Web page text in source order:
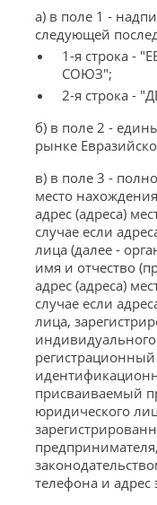
а) в поле 1 -
следующей
1-я строка -
СОЮЗ";
2-я строка -
б) в поле 2 -
рынке
в) в поле 3 -
место
адрес (адреса)
случае если
лица (далее -
имя и отчество
адрес (адреса)
случае если
лица,
присваиваемый
юридического
телефона и